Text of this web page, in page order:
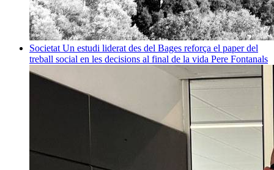
Societat Un estudi liderat des del Bages reforça el paper del
treball social en les decisions al final de la vida Pere Fontanals